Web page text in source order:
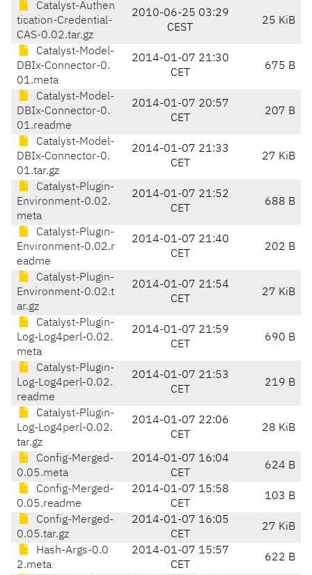
Catalyst-Authen
tication-Credential-
CAS-0.02.tar.gz
2010-06-25 03:29
CEST
25 KiB
Catalyst-Model-
DBIx-Connector-0.
01.meta
2014-01-07 21:30
CET
675 B
Catalyst-Model-
DBIx-Connector-0.
01.readme
2014-01-07 20:57
CET
207 B
Catalyst-Model-
DBIx-Connector-0.
01.tar.gz
2014-01-07 21:33
CET
27 KiB
Catalyst-Plugin-
Environment-0.02.
meta
2014-01-07 21:52
CET
688 B
Catalyst-Plugin-
Environment-0.02.r
eadme
2014-01-07 21:40
CET
202 B
Catalyst-Plugin-
Environment-0.02.t
ar.gz
2014-01-07 21:54
CET
27 KiB
Catalyst-Plugin-
Log-Log4perl-0.02.
meta
2014-01-07 21:59
CET
690 B
Catalyst-Plugin-
Log-Log4perl-0.02.
readme
2014-01-07 21:53
CET
219 B
Catalyst-Plugin-
Log-Log4perl-0.02.
tar.gz
2014-01-07 22:06
CET
28 KiB
Config-Merged-
0.05.meta
2014-01-07 16:04
CET
624 B
Config-Merged-
0.05.readme
2014-01-07 15:58
CET
103 B
Config-Merged-
0.05.tar.gz
2014-01-07 16:05
CET
27 KiB
Hash-Args-0.0
2.meta
2014-01-07 15:57
CET
622 B